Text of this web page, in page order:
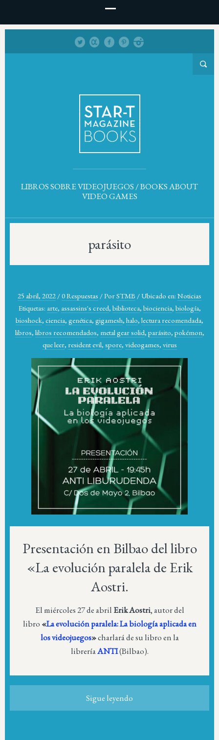
LIBROS SOBRE VIDEOJUEGOS / BOOKS ABOUT
VIDEO GAMES
parásito
25 abril, 2022 /0 Respuestas /PorSTMB / Ubicado en: Noticias
Etiquetas: arte, assassins's creed, biblioteca, biociencia, biología,
bioshock, ciencia, genética, gigamesh, halo, lectura recomendada,
libros, libros recomendados, metal gear solid, parásito, pokémon,
que leer, resident evil, spore, videogames, virus
Presentación en Bilbao del libro
«La evolución paralela de Erik
Aostri.
El miércoles 27 de abril Erik Aostri, autor del
libro «La evolución paralela: La biología aplicada en
los videojuegos»charlará de su libro en la
libreríaANTI(Bilbao).
Sigue leyendo